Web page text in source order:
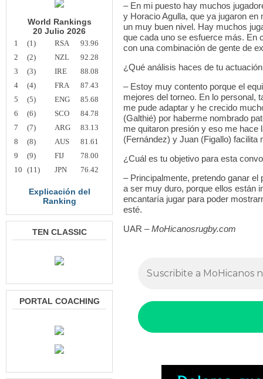
World Rankings
20 Julio 2026
1 (1) RSA
93.96
2
(2) NZL
92.28
3
(3) IRE
88.08
4
(4) FRA
87.43
5
(5) ENG
85.68
6
(6) SCO
84.78
7
(7) ARG
83.13
8
(8) AUS
81.61
9
(9) FIJ
78.00
10 (11) JPN 76.42
Explicación del
Ranking
TEN CLASSIC
PORTAL COACHING
– En mi puesto hay muchos
y Horacio Agulla, que ya jugaron
un muy buen nivel. Hay muchos
que cada uno se esfuerce más. En
con una combinación de gente de
¿Qué análisis haces de tu
– Estoy muy contento porque el
mejores del torneo. En lo personal,
me pude adaptar y he crecido
(Galthié) por haberme nombrado
me quitaron presión y eso me hace
(Fernández) y Juan (Figallo) facilita
¿Cuál es tu objetivo para esta
– Principalmente, pretendo ganar
a ser muy duro, porque ellos están
encantaría jugar para poder
esté.
UAR –MoHicanosrugby.com